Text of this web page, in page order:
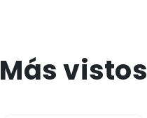
Más vistos